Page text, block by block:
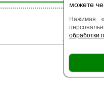
можете
Нажимая
обработки
Есть образец